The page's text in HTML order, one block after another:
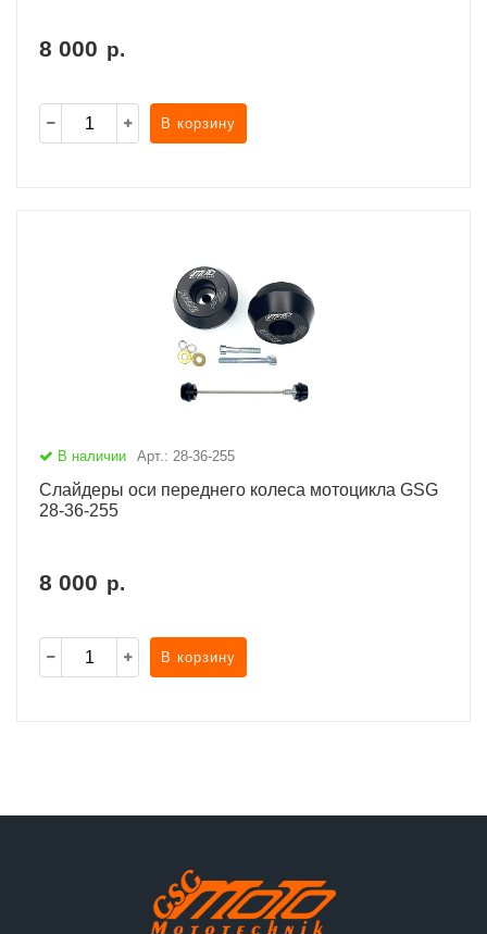
8 000 р.
В корзину
В наличии Арт.: 28-36-255
Слайдеры оси переднего колеса мотоцикла GSG
28-36-255
8 000 р.
В корзину